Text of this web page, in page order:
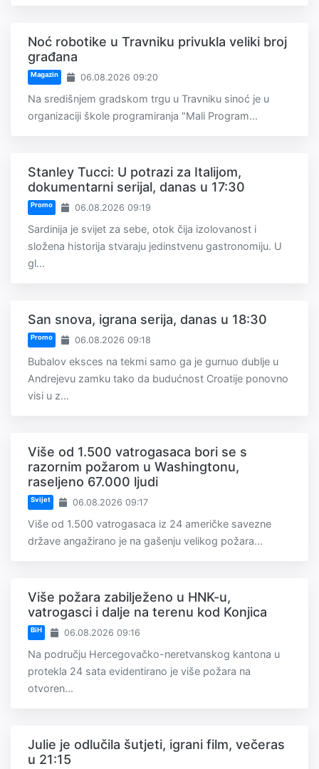
Noć robotike u Travniku privukla veliki broj
građana
Magazin 06.08.2026 09:20
Na središnjem gradskom trgu u Travniku sinoć je u
organizaciji škole programiranja "Mali Program...
Stanley Tucci: U potrazi za Italijom,
dokumentarni serijal, danas u 17:30
Promo 06.08.2026 09:19
Sardinija je svijet za sebe, otok čija izolovanost i
složena historija stvaraju jedinstvenu gastronomiju. U
gl...
San snova, igrana serija, danas u 18:30
Promo 06.08.2026 09:18
Bubalov eksces na tekmi samo ga je gurnuo dublje u
Andrejevu zamku tako da budućnost Croatije ponovno
visi u z...
Više od 1.500 vatrogasaca bori se s
razornim požarom u Washingtonu,
raseljeno 67.000 ljudi
Svijet 06.08.2026 09:17
Više od 1.500 vatrogasaca iz 24 američke savezne
države angažirano je na gašenju velikog požara...
Više požara zabilježeno u HNK-u,
vatrogasci i dalje na terenu kod Konjica
BiH 06.08.2026 09:16
Na području Hercegovačko-neretvanskog kantona u
protekla 24 sata evidentirano je više požara na
otvoren...
Julie je odlučila šutjeti, igrani film, večeras
u 21:15